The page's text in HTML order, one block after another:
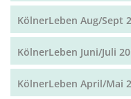
KölnerLeben Aug/Sept
KölnerLeben Juni/Juli
KölnerLeben April/Mai